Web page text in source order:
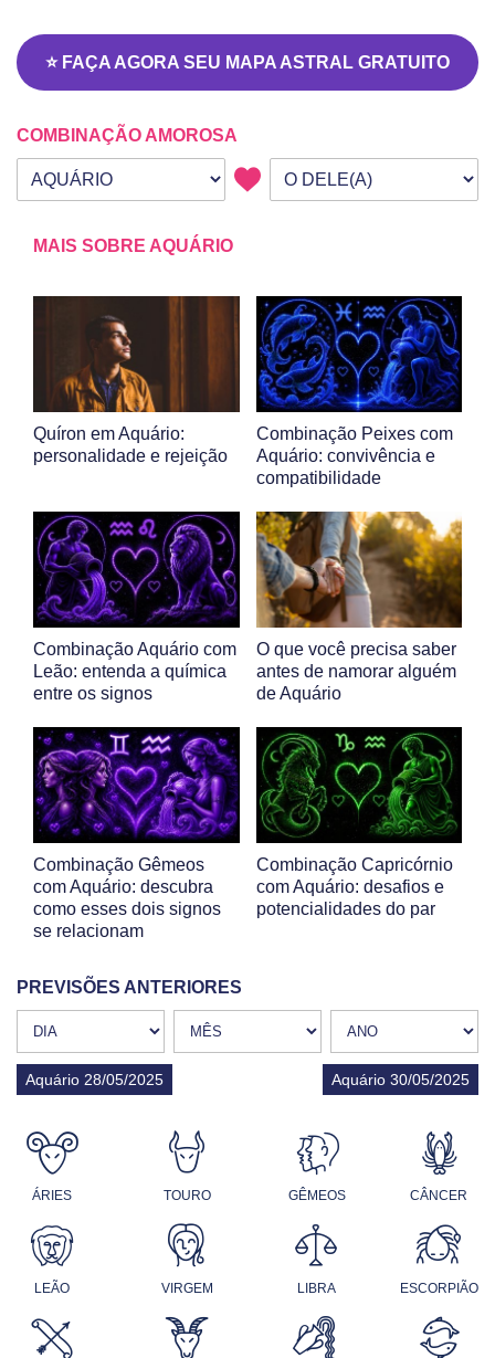
⭐ FAÇA AGORA SEU MAPA ASTRAL GRATUITO
COMBINAÇÃO AMOROSA
Seu signo
Signo da outra pessoa
MAIS SOBRE AQUÁRIO
Quíron em Aquário:
personalidade e rejeição
Combinação Peixes com
Aquário: convivência e
compatibilidade
Combinação Aquário com
Leão: entenda a química
entre os signos
O que você precisa saber
antes de namorar alguém
de Aquário
Combinação Gêmeos
com Aquário: descubra
como esses dois signos
se relacionam
Combinação Capricórnio
com Aquário: desafios e
potencialidades do par
PREVISÕES ANTERIORES
Aquário 28/05/2025 Aquário 30/05/2025
ÁRIES TOURO GÊMEOS CÂNCER
LEÃO VIRGEM LIBRA ESCORPIÃO